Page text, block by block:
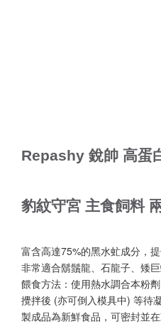
Repashy 銳帥 高蛋
豹紋守宮 主食飼料
富含高達75%的黑水虻成分，
非常適合鬍鬚龍、石龍子、矮
餵食方法：使用熱水調合本粉
攪拌後 (亦可倒入模具中) 等待
製成品為新鮮食品，可密封並